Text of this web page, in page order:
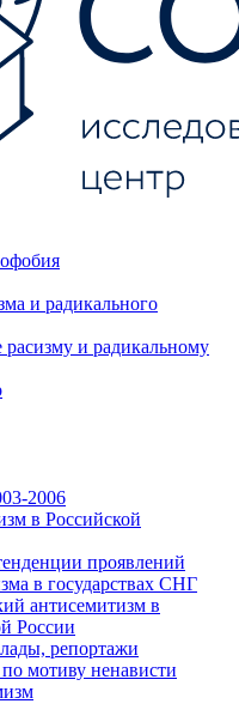
и радикального
и радикальному
2006
в Российской
проявлений
в государствах СНГ
антисемитизм в
России
репортажи
мотиву ненависти